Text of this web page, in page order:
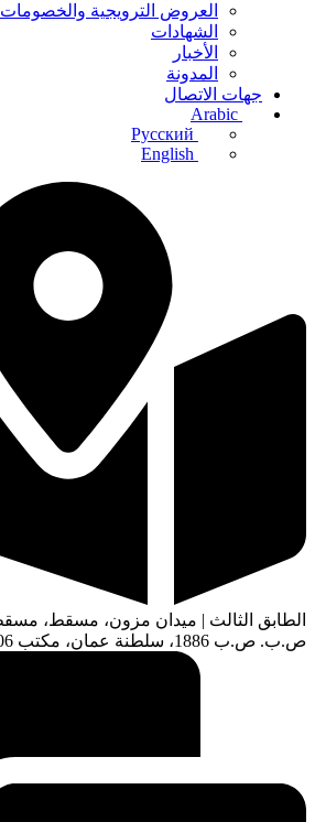
العروض الترويجية والخصومات
الشهادات
الأخبار
المدونة
جهات الاتصال
Arabic
Русский
English
ص.ب. ص.ب 1886، سلطنة عمان، مكتب 303/06